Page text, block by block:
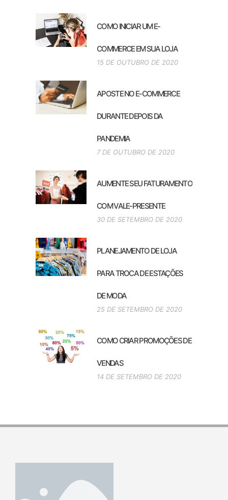
COMO INICIAR UM E-
COMMERCE EM SUA LOJA
15 DE OUTUBRO DE 2020
APOSTE NO E-COMMERCE
DURANTE DEPOIS DA
PANDEMIA
7 DE OUTUBRO DE 2020
AUMENTE SEU FATURAMENTO
COM VALE-PRESENTE
30 DE SETEMBRO DE 2020
PLANEJAMENTO DE LOJA
PARA TROCA DE ESTAÇÕES
DE MODA
25 DE SETEMBRO DE 2020
COMO CRIAR PROMOÇÕES DE
VENDAS
14 DE SETEMBRO DE 2020